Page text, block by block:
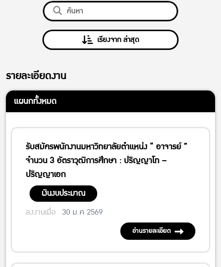
เรียงจาก ล่าสุด
รายละเอียดงาน
แผนกทั้งหมด
รับสมัครพนักงานมหาวิทยาลัยตำแหน่ง “ อาจารย์ ”
จำนวน 3 อัตราวุฒิการศึกษา : ปริญญาโท –
ปริญญาเอก
เงินงบประมาณ
ลงงานเมื่อ 30 ม.ค 2569
อ่านรายละเอียด